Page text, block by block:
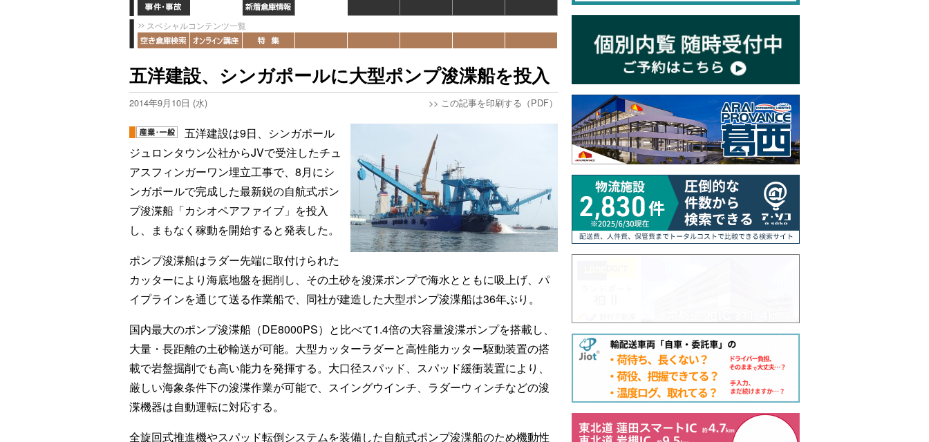
スペシャルコンテンツ一覧
五洋建設、シンガポールに大型ポンプ浚渫船を投入
2014年9月10日 (水) >> この記事を印刷する（PDF）
五洋建設は9日、シンガポール
ジュロンタウン公社からJVで受注したチュ
アスフィンガーワン埋立工事で、8月にシ
ンガポールで完成した最新鋭の自航式ポン
プ浚渫船「カシオペアファイブ」を投入
し、まもなく稼動を開始すると発表した。
ポンプ浚渫船はラダー先端に取付けられた
カッターにより海底地盤を掘削し、その土砂を浚渫ポンプで海水とともに吸上げ、パ
イプラインを通じて送る作業船で、同社が建造した大型ポンプ浚渫船は36年ぶり。
国内最大のポンプ浚渫船（DE8000PS）と比べて1.4倍の大容量浚渫ポンプを搭載し、
大量・長距離の土砂輸送が可能。大型カッターラダーと高性能カッター駆動装置の搭
載で岩盤掘削でも高い能力を発揮する。大口径スパッド、スパッド緩衝装置により、
厳しい海象条件下の浚渫作業が可能で、スイングウインチ、ラダーウィンチなどの浚
渫機器は自動運転に対応する。
全旋回式推進機やスパッド転倒システムを装備した自航式ポンプ浚渫船のため機動性